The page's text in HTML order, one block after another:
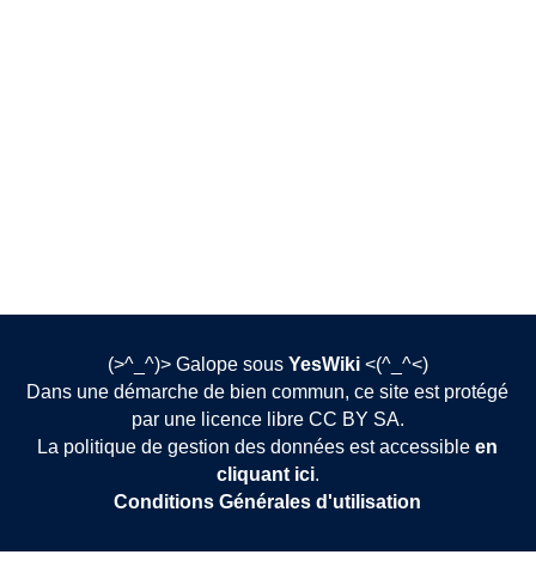
(>^_^)> Galope sous YesWiki <(^_^<)
Dans une démarche de bien commun, ce site est protégé
par une licence libre CC BY SA.
La politique de gestion des données est accessibleen
cliquant ici.
Conditions Générales d'utilisation